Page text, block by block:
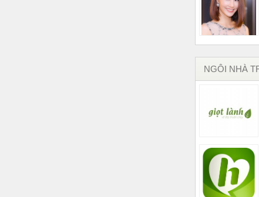
NGÔI NHÀ